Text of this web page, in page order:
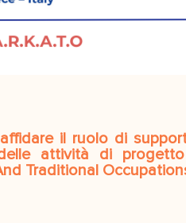
il ruolo di
attività di progetto
Traditional